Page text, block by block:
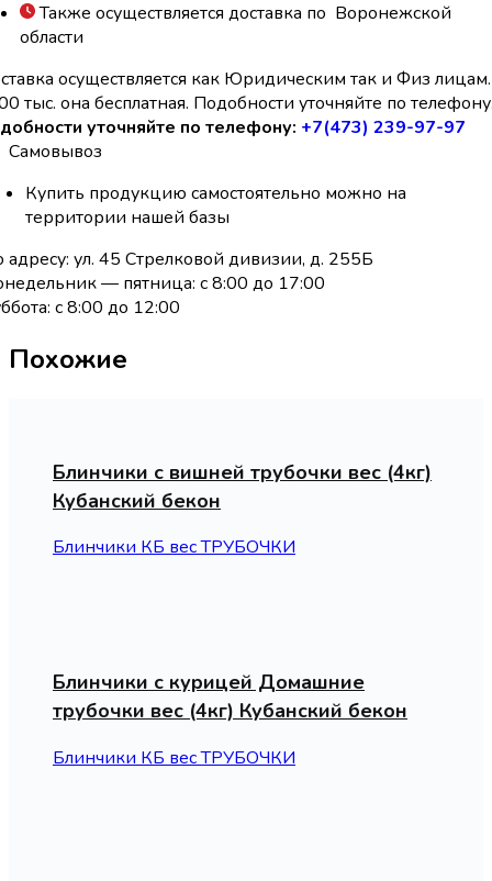
Также осуществляется доставка по Воронежской
области
осуществляется как Юридическим так и Физ
тыс. она бесплатная. Подобности уточняйте по
уточняйте по телефону: +7(473) 239-97-97
Самовывоз
Купить продукцию самостоятельно можно на
территории нашей базы
адресу: ул. 45 Стрелковой дивизии, д. 255Б
— пятница: с 8:00 до 17:00
с 8:00 до 12:00
Похожие
Блинчики с вишней трубочки вес (4кг)
Кубанский бекон
Блинчики КБ вес ТРУБОЧКИ
Блинчики с курицей Домашние
трубочки вес (4кг) Кубанский бекон
Блинчики КБ вес ТРУБОЧКИ